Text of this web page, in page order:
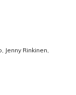
Jenny Rinkinen,